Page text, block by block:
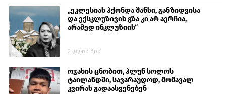
„ეკლესიას ჰქონდა შანსი, განზიდვისა
და ექსკლუზივის გზა კი არ აერჩია,
არამედ ინკლუზიის“
2 დღის წინ
ოჯახის ცნობით, ჰლუნ სოლოს
ტაილანდში, სავარაუდოდ, მომავალ
კვირას გადაასვენებენ